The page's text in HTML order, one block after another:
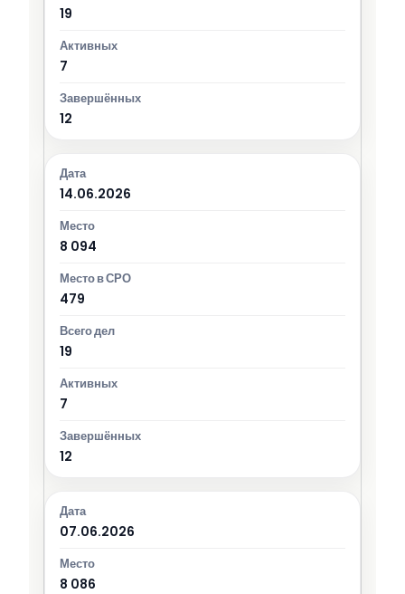
19
7
12
14.06.2026
8 094
479
19
7
12
07.06.2026
8 086